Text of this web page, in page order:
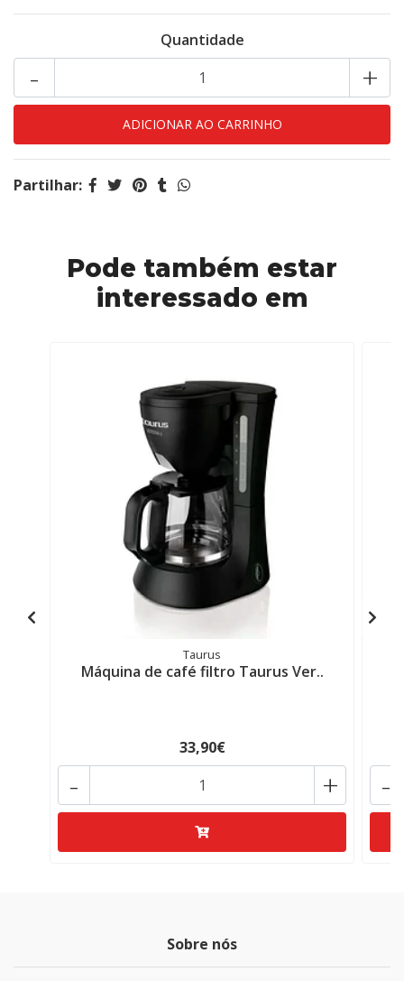
Quantidade
+
-
Partilhar:
Pode também estar
interessado em
Taurus
Máquina de café filtro Taurus Ver..
33,90€
+
- -
Sobre nós